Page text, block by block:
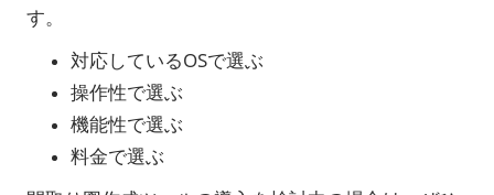
す。
対応しているOSで選ぶ
操作性で選ぶ
機能性で選ぶ
料金で選ぶ